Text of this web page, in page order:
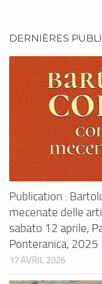
DERNIÈRES
Publication :
mecenate delle
sabato 12 aprile,
Ponteranica, 2025
17 AVRIL 2026